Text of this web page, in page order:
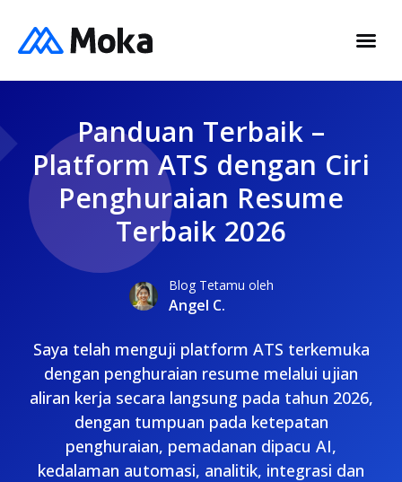
Panduan Terbaik –
Platform ATS dengan Ciri
Penghuraian Resume
Terbaik 2026
Blog Tetamu oleh
Angel C.
Saya telah menguji platform ATS terkemuka
dengan penghuraian resume melalui ujian
aliran kerja secara langsung pada tahun 2026,
dengan tumpuan pada ketepatan
penghuraian, pemadanan dipacu AI,
kedalaman automasi, analitik, integrasi dan